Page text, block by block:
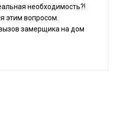
необходимость?!
этим вопросом.
замерщика на дом